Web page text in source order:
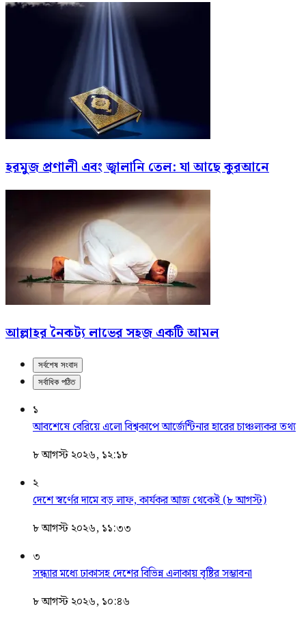
হরমুজ প্রণালী এবং জ্বালানি তেল: যা আছে কুরআনে
আল্লাহর নৈকট্য লাভের সহজ একটি আমল
সর্বশেষ সংবাদ
সর্বাধিক পঠিত
১
আবশেষে বেরিয়ে এলো বিশ্বকাপে আর্জেন্টিনার হারের চাঞ্চল্যকর তথ্য
৮ আগস্ট ২০২৬, ১২:১৮
২
দেশে স্বর্ণের দামে বড় লাফ, কার্যকর আজ থেকেই (৮ আগস্ট)
৮ আগস্ট ২০২৬, ১১:৩৩
৩
সন্ধ্যার মধ্যে ঢাকাসহ দেশের বিভিন্ন এলাকায় বৃষ্টির সম্ভাবনা
৮ আগস্ট ২০২৬, ১০:৪৬